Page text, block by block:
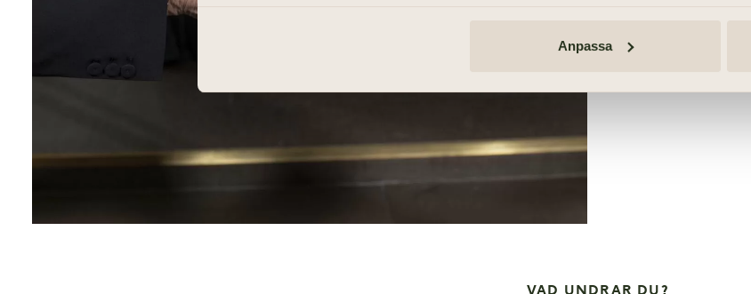
Anpassa
Barn på
VAD UNDRAR DU?